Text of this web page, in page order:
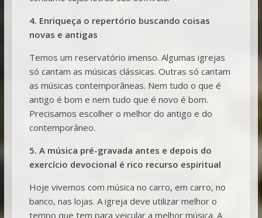
4. Enriqueça o repertório buscando coisas
novas e antigas
Temos um reservatório imenso. Algumas igrejas
só cantam as músicas clássicas. Outras só cantam
as músicas contemporâneas. Nem tudo o que é
antigo é bom e nem tudo que é novo é bom.
Precisamos escolher o melhor do antigo e do
contemporâneo.
5. A música pré-gravada antes e depois do
exercício devocional é rico recurso espiritual
Hoje vivemos com música no carro, em carro, no
banco, nas lojas. A igreja deve utilizar melhor o
tempo que tem para veicular a melhor música. A